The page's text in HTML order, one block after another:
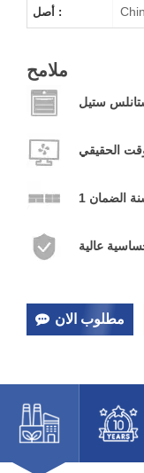
أصل :
ملامح
ستيل
الحقيقي
الضمان
عالية
مطلوب الان